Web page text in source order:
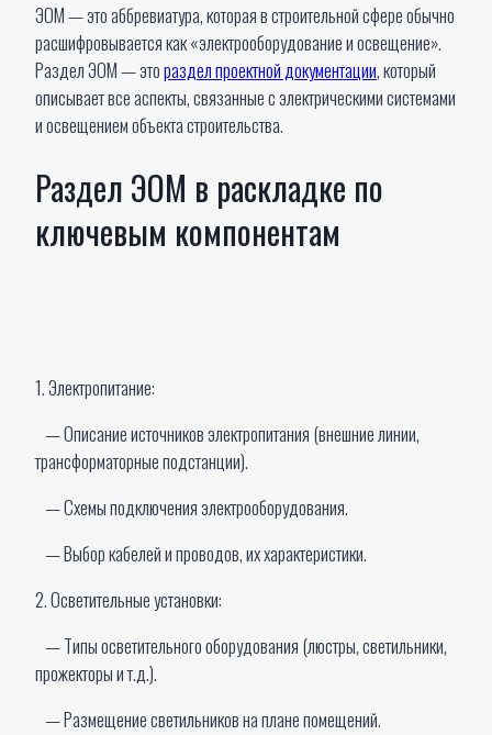
ЭОМ — это аббревиатура, которая в строительной сфере обычно
расшифровывается как «электрооборудование и освещение».
Раздел ЭОМ — этораздел проектной документации, который
описывает все аспекты, связанные с электрическими системами
и освещением объекта строительства.
Раздел ЭОМ в раскладке по
ключевым компонентам
1. Электропитание:
— Описание источников электропитания (внешние линии,
трансформаторные подстанции).
— Схемы подключения электрооборудования.
— Выбор кабелей и проводов, их характеристики.
2. Осветительные установки:
— Типы осветительного оборудования (люстры, светильники,
прожекторы и т.д.).
— Размещение светильников на плане помещений.